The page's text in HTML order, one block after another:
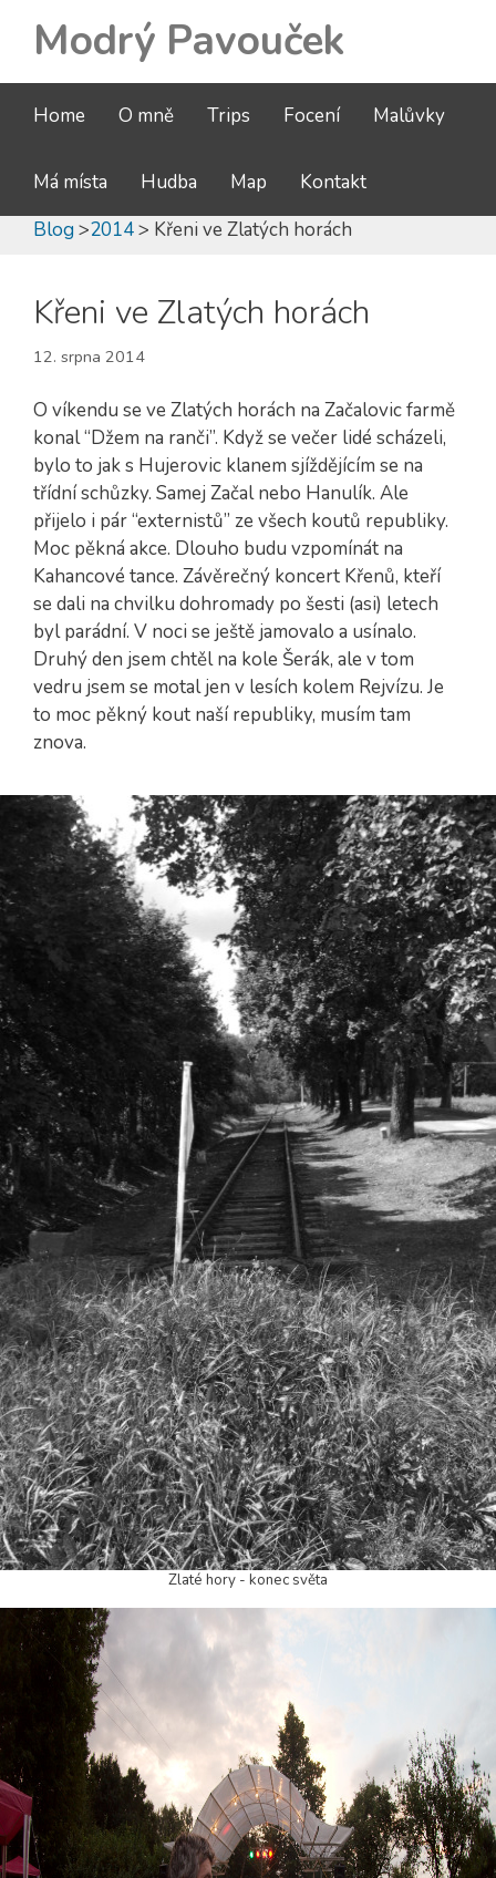
Modrý Pavouček
Home O mně Trips Focení Malůvky
Má místa Hudba Map
Kontakt
Blog >2014> Křeni ve Zlatých horách
Křeni ve Zlatých horách
12. srpna 2014
O víkendu se ve Zlatých horách na Začalovic farmě
konal “Džem na ranči”. Když se večer lidé scházeli,
bylo to jak s Hujerovic klanem sjíždějícím se na
třídní schůzky. Samej Začal nebo Hanulík. Ale
přijelo i pár “externistů” ze všech koutů republiky.
Moc pěkná akce. Dlouho budu vzpomínát na
Kahancové tance. Závěrečný koncert Křenů, kteří
se dali na chvilku dohromady po šesti (asi) letech
byl parádní. V noci se ještě jamovalo a usínalo.
Druhý den jsem chtěl na kole Šerák, ale v tom
vedru jsem se motal jen v lesích kolem Rejvízu. Je
to moc pěkný kout naší republiky, musím tam
znova.
Zlaté hory - konec světa